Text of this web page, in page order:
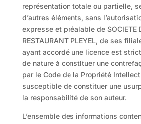
représentation totale ou partielle,
d’autres éléments, sans
expresse et préalable de SOCIETE
RESTAURANT PLEYEL, de ses
ayant accordé une licence est
de nature à constituer une
par le Code de la Propriété
susceptible de constituer une
la responsabilité de son auteur.
L’ensemble des informations